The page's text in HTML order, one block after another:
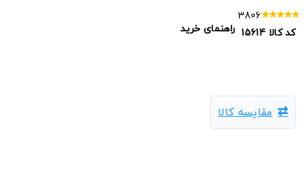
3806
کد کالا 15614 راهنمای خرید
مقایسه کالا